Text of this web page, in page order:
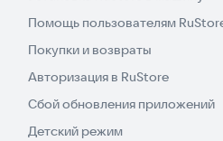
Помощь пользователям
Покупки и возвраты
Авторизация в RuStore
Сбой обновления приложений
Детский режим